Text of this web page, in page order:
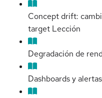
Concept drift:
target Lección
Degradación de
Dashboards y